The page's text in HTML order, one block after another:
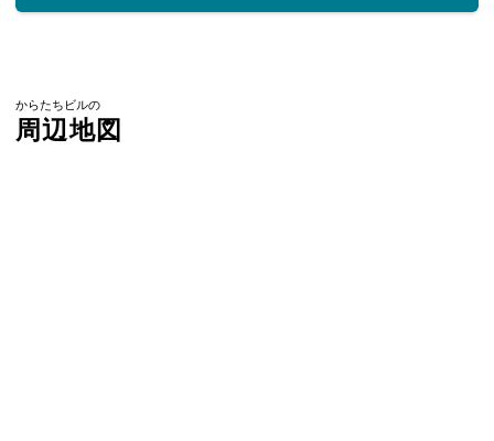
からたちビルの
周辺地図